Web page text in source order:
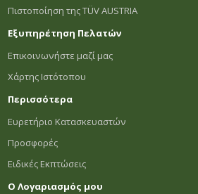
Πιστοποίηση της TÜV AUSTRIA
Εξυπηρέτηση Πελατών
Επικοινωνήστε μαζί μας
Χάρτης Ιστότοπου
Περισσότερα
Ευρετήριο Κατασκευαστών
Προσφορές
Ειδικές Εκπτώσεις
Ο Λογαριασμός μου